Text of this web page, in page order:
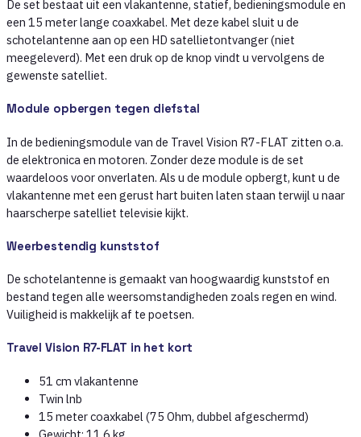
De set bestaat uit een vlakantenne, statief, bedieningsmodule en
een 15 meter lange coaxkabel. Met deze kabel sluit u de
schotelantenne aan op een HD satellietontvanger (niet
meegeleverd). Met een druk op de knop vindt u vervolgens de
gewenste satelliet.
Module opbergen tegen diefstal
In de bedieningsmodule van de Travel Vision R7-FLAT zitten o.a.
de elektronica en motoren. Zonder deze module is de set
waardeloos voor onverlaten. Als u de module opbergt, kunt u de
vlakantenne met een gerust hart buiten laten staan terwijl u naar
haarscherpe satelliet televisie kijkt.
Weerbestendig kunststof
De schotelantenne is gemaakt van hoogwaardig kunststof en
bestand tegen alle weersomstandigheden zoals regen en wind.
Vuiligheid is makkelijk af te poetsen.
Travel Vision R7-FLAT in het kort
51 cm vlakantenne
Twin lnb
15 meter coaxkabel (75 Ohm, dubbel afgeschermd)
Gewicht: 11,6 kg